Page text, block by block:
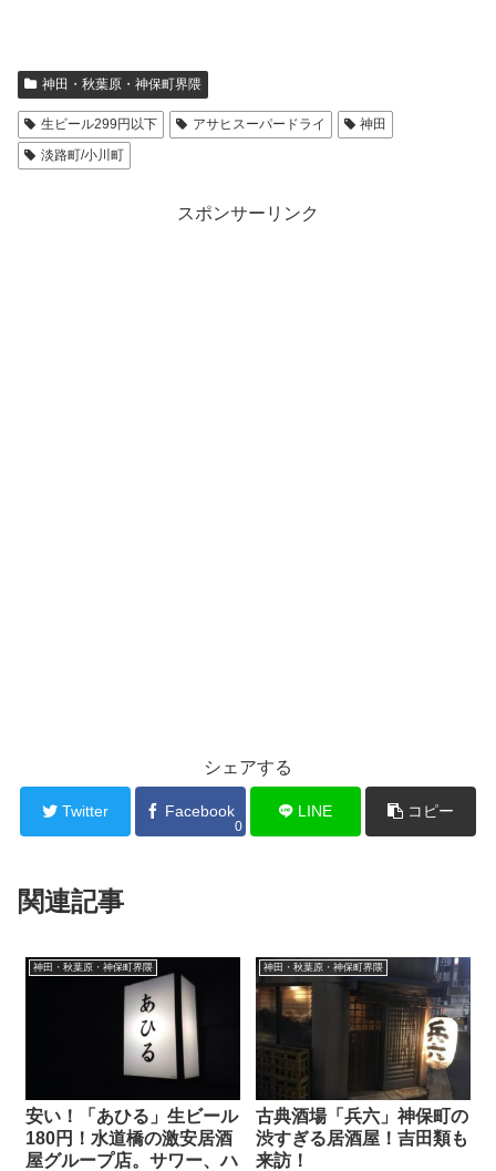
神田・秋葉原・神保町界隈
生ビール299円以下 アサヒスーパードライ
神田
淡路町/小川町
スポンサーリンク
シェアする
Twitter Facebook
0
LINE コピー
関連記事
神田・秋葉原・神保町界隈
安い！「あひる」生ビール
180円！水道橋の激安居酒
屋グループ店。サワー、ハ
神田・秋葉原・神保町界隈
古典酒場「兵六」神保町の
渋すぎる居酒屋！吉田類も
来訪！